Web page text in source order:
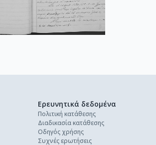
Ερευνητικά δεδομένα
Πολιτική κατάθεσης
Διαδικασία κατάθεσης
Οδηγός χρήσης
Συχνές ερωτήσεις